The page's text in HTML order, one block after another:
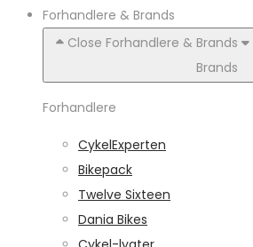
Forhandlere & Brands
Close Forhandlere & Brands
Brands
Forhandlere
CykelExperten
Bikepack
Twelve Sixteen
Dania Bikes